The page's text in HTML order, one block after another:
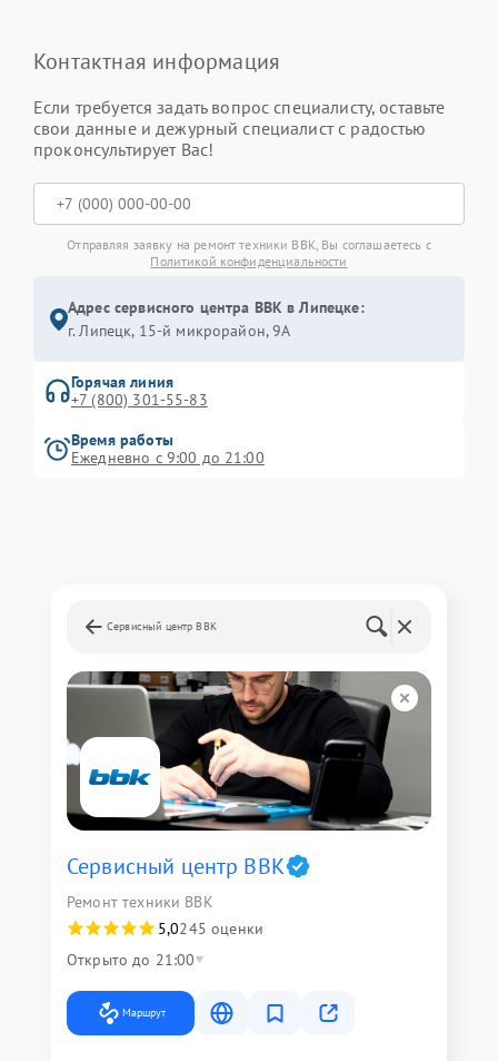
Контактная информация
Если требуется задать вопрос специалисту, оставьте
свои данные и дежурный специалист с радостью
проконсультирует Вас!
Отправляя заявку на ремонт техники BBK, Вы соглашаетесь с
Политикой конфиденциальности
Адрес сервисного центра BBK в Липецке:
г. Липецк, 15-й микрорайон, 9А
Горячая линия
+7 (800) 301-55-83
Время работы
Ежедневно с 9:00 до 21:00
Сервисный центр BBK
Сервисный центр BBK
Ремонт техники BBK
5,0245 оценки
Открыто до 21:00
Маршрут